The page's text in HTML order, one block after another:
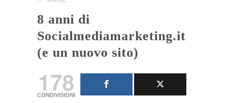
8 anni di
Socialmediamarketing.it
(e un nuovo sito)
178
CONDIVISIONI